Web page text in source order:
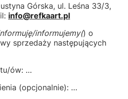
Górska, ul. Leśna 33/3,
info@refkaart.pl
informujemy() o
sprzedaży następujących
ów: …
(opcjonalnie): …